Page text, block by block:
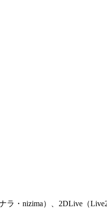
・nizima）、2DLive（